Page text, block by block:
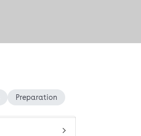
Preparation